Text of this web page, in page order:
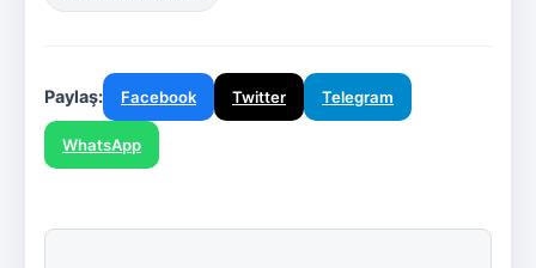
Paylaş: Facebook Twitter Telegram
WhatsApp